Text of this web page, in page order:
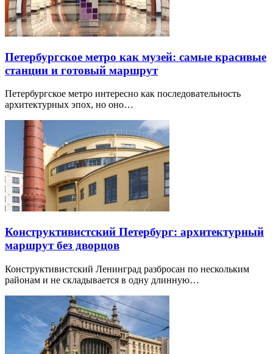
Петербургское метро как музей: самые красивые
станции и готовый маршрут
Петербургское метро интересно как последовательность
архитектурных эпох, но оно…
Конструктивистский Петербург: архитектурный
маршрут без дворцов
Конструктивистский Ленинград разбросан по нескольким
районам и не складывается в одну длинную…